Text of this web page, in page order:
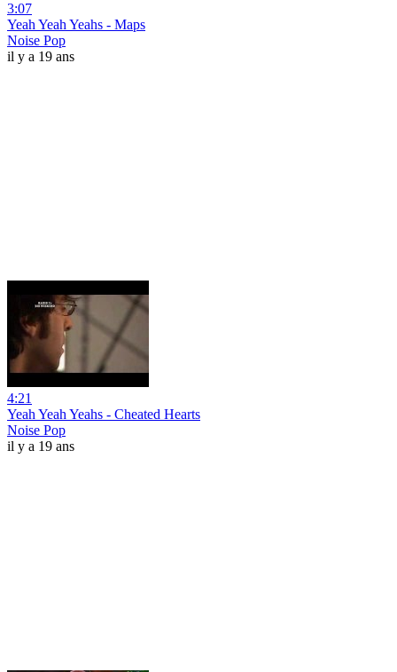
3:07
Yeah Yeah Yeahs - Maps
Noise Pop
il y a 19 ans
4:21
Yeah Yeah Yeahs - Cheated Hearts
Noise Pop
il y a 19 ans